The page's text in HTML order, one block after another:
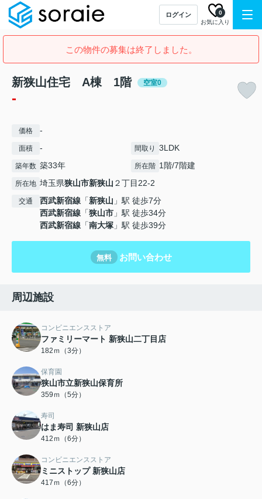
ログイン
お気に入り
0
この物件の募集は終了しました。
新狭山住宅 A棟 1階 空室0
-
価格 -
面積 - 間取り 3LDK
築年数 築33年 所在階 1階/7階建
所在地 埼玉県狭山市新狭山 ２丁目22-2
交通 西武新宿線 「新狭山 」駅 徒歩7分
西武新宿線 「狭山市 」駅 徒歩34分
西武新宿線 「南大塚 」駅 徒歩39分
無料 お問い合わせ
周辺施設
コンビニエンスストア
ファミリーマート 新狭山二丁目店
182ｍ（3分）
保育園
狭山市立新狭山保育所
359ｍ（5分）
寿司
はま寿司 新狭山店
412ｍ（6分）
コンビニエンスストア
ミニストップ 新狭山店
417ｍ（6分）